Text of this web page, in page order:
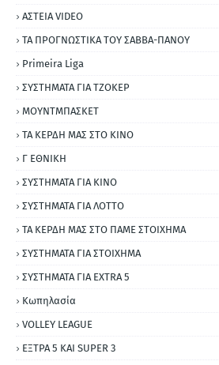
ΑΣΤΕΙΑ VIDEO
ΤΑ ΠΡΟΓΝΩΣΤΙΚΑ ΤΟΥ ΣΑΒΒΑ-ΠΑΝΟΥ
Primeira Liga
ΣΥΣΤΗΜΑΤΑ ΓΙΑ ΤΖΟΚΕΡ
ΜΟΥΝΤΜΠΑΣΚΕΤ
ΤΑ ΚΕΡΔΗ ΜΑΣ ΣΤΟ ΚΙΝΟ
Γ ΕΘΝΙΚΗ
ΣΥΣΤΗΜΑΤΑ ΓΙΑ ΚΙΝΟ
ΣΥΣΤΗΜΑΤΑ ΓΙΑ ΛΟΤΤΟ
ΤΑ ΚΕΡΔΗ ΜΑΣ ΣΤΟ ΠΑΜΕ ΣΤΟΙΧΗΜΑ
ΣΥΣΤΗΜΑΤΑ ΓΙΑ ΣΤΟΙΧΗΜΑ
ΣΥΣΤΗΜΑΤΑ ΓΙΑ ΕΧΤRΑ 5
Κωπηλασία
VOLLEY LEAGUE
ΕΞΤΡΑ 5 ΚΑΙ SUPER 3